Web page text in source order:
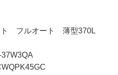
フルオート 薄型370L